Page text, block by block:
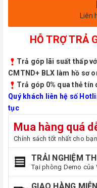
HỖ TRỢ TRẢ
Trả góp lãi suất thấp
CMTND+ BLX làm hồ sơ
Trả góp 0% qua thẻ tín
Quý khách liên hệ số
tục
Mua hàng quá
Chính sách tốt nhất cho bạn
TRẢI NGHIỆM
Tại phòng Demo của